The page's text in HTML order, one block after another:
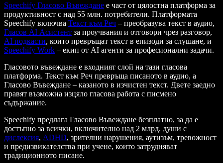
Speechify Гласово Въвеждане е част от цялостна платформа за
продуктивност с над 55 млн. потребители. Платформата
Speechify включва Текст към Реч – преобразува текст в аудио,
Гласов AI Асистент за проучвания и отговори чрез разговор,
AI подкасти, които превръщат текст в епизоди за слушане, и
Speechify Work – екип от AI агенти за професионални задачи.
Гласовото въвеждане е входният слой на тази гласова
платформа. Текст към Реч превръща писаното в аудио, а
Гласово Въвеждане – казаното в изчистен текст. Двете заедно
правят възможна изцяло гласова работа с писмено
съдържание.
Speechify предлага Гласово Въвеждане безплатно, за да е
достъпно за всички, включително над 2 млрд. души с
дислексия, ADHD, зрителни нарушения, аутизъм, тревожност
и предизвикателства при учене, които затрудняват
традиционното писане.